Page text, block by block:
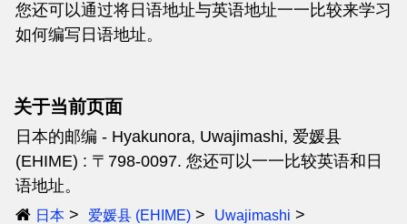
您还可以通过将日语地址与英语地址一一比较来学习
如何编写日语地址。
关于当前页面
日本的邮编 - Hyakunora, Uwajimashi, 爱媛县
(EHIME) : 〒798-0097. 您还可以一一比较英语和日
语地址。
日本 爱媛县 (EHIME) Uwajimashi